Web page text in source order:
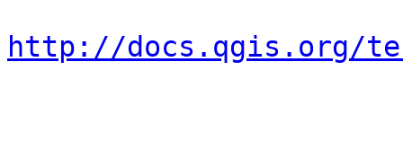
http://docs.qgis.org/